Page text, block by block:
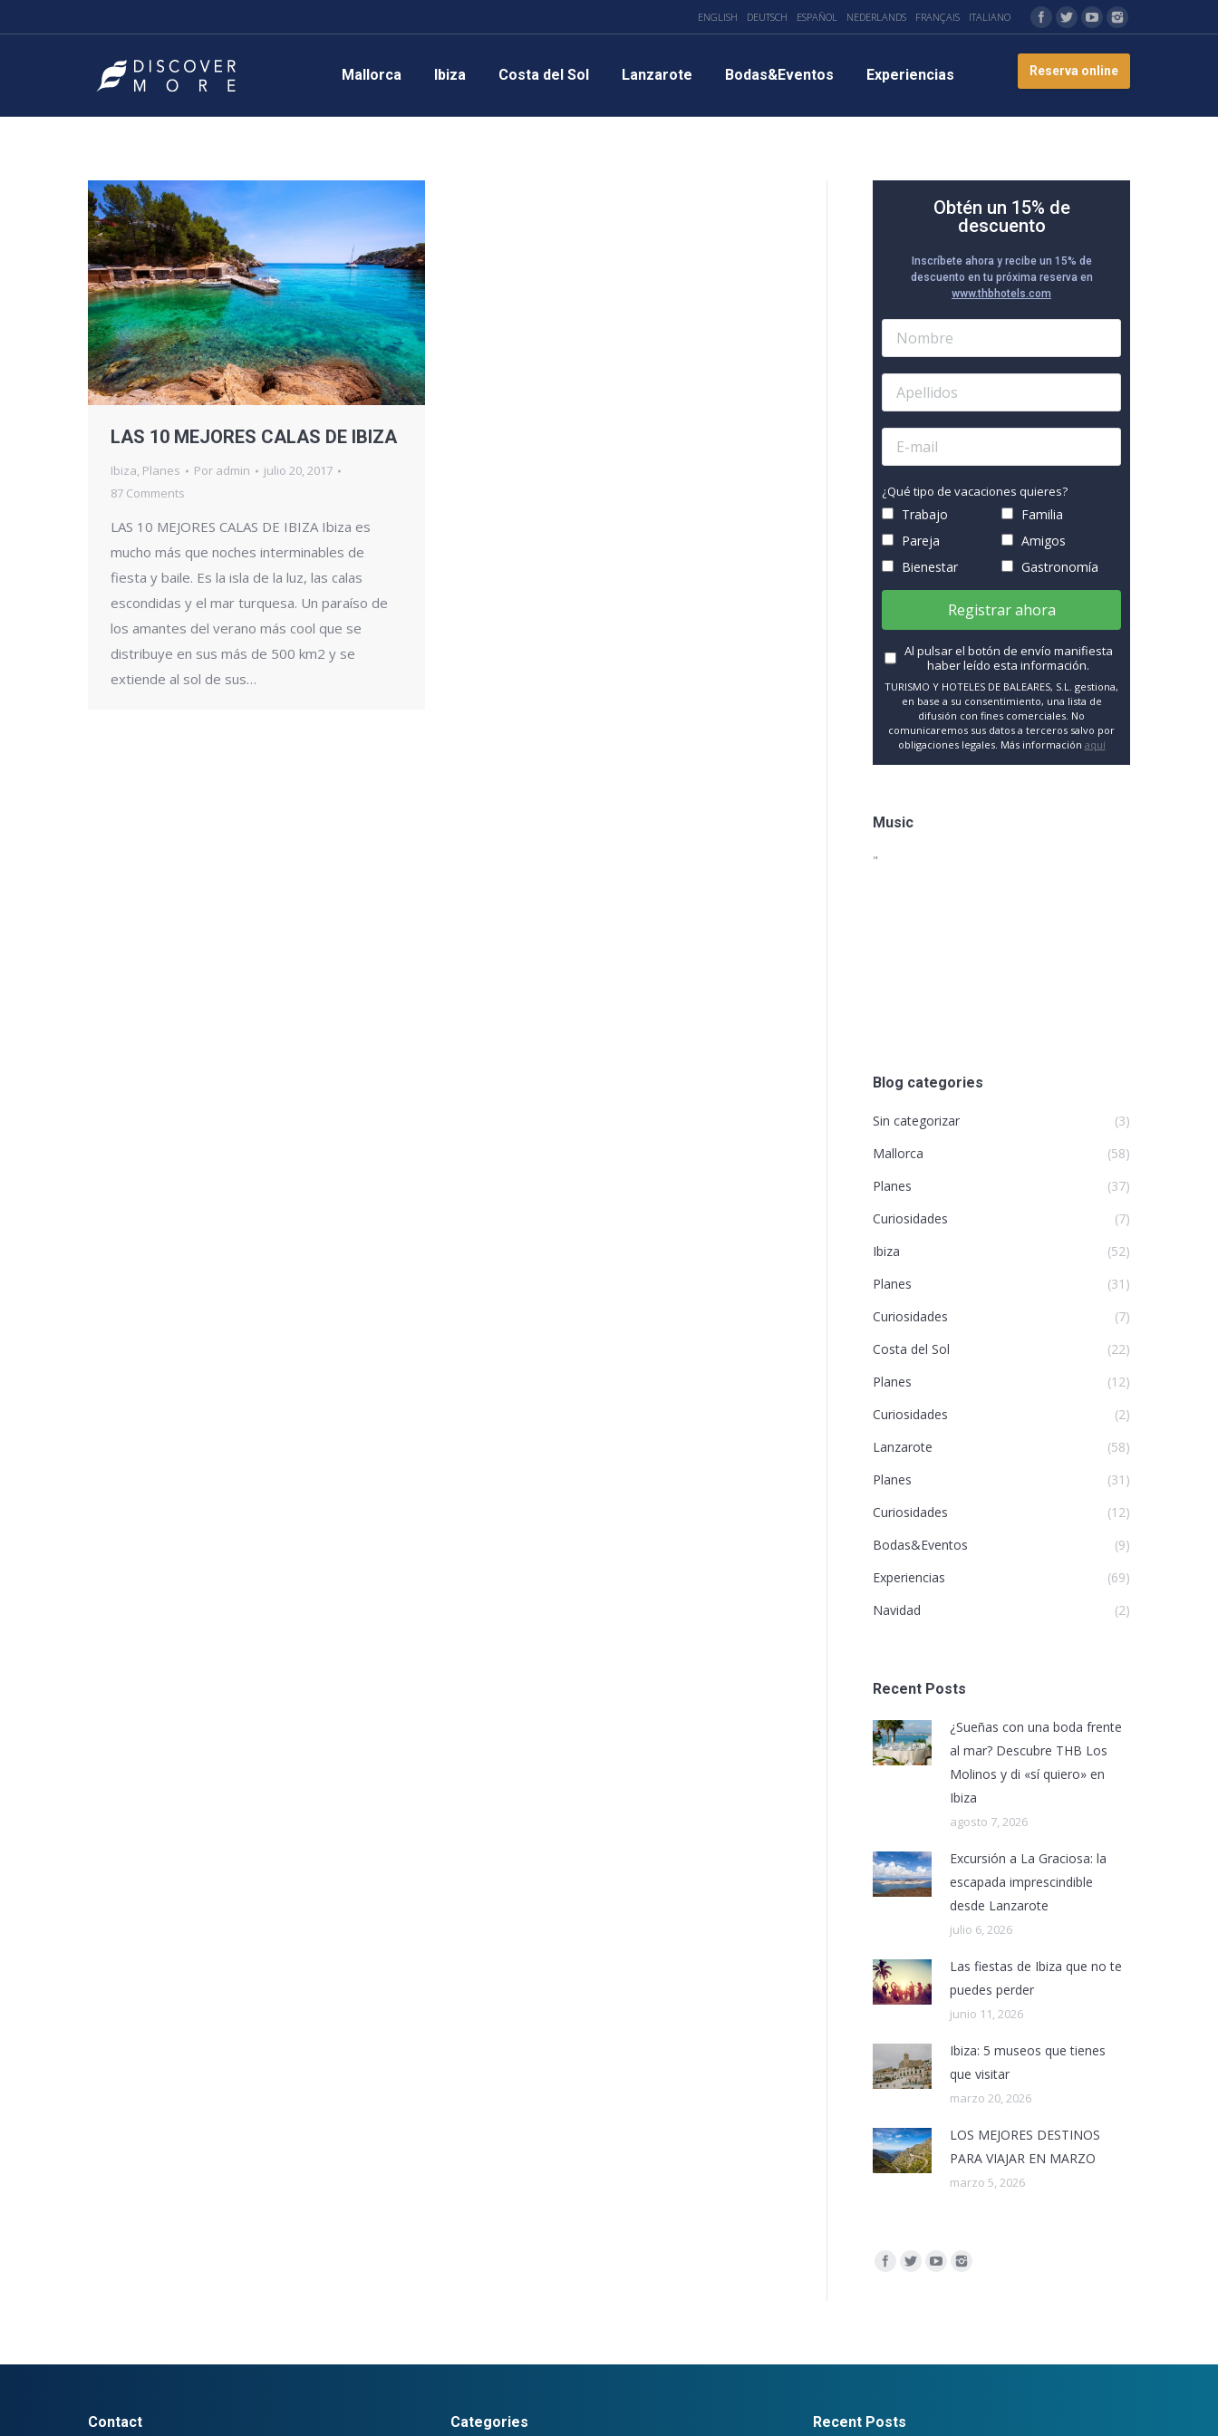
ENGLISH DEUTSCH ESPAÑOL NEDERLANDS FRANÇAIS ITALIANO
Mallorca Ibiza Costa del Sol Lanzarote Bodas&Eventos Experiencias Reserva online
LAS 10 MEJORES CALAS DE IBIZA
Ibiza, Planes Por admin
julio 20, 2017
87 Comments
LAS 10 MEJORES CALAS DE IBIZA Ibiza es
mucho más que noches interminables de
fiesta y baile. Es la isla de la luz, las calas
escondidas y el mar turquesa. Un paraíso de
los amantes del verano más cool que se
distribuye en sus más de 500 km2 y se
extiende al sol de sus…
Obtén un 15% de
descuento
Inscríbete ahora y recibe un 15% de
descuento en tu próxima reserva en
www.thbhotels.com
¿Qué tipo de vacaciones quieres?
Trabajo
Familia
Pareja
Amigos
Bienestar
Gastronomía
Registrar ahora
Al pulsar el botón de envío manifiesta
haber leído esta información.
TURISMO Y HOTELES DE BALEARES, S.L. gestiona,
en base a su consentimiento, una lista de
difusión con fines comerciales. No
comunicaremos sus datos a terceros salvo por
obligaciones legales. Más información aquí
Music
"
Blog categories
Sin categorizar
(3)
Mallorca
(58)
Planes
(37)
Curiosidades
(7)
Ibiza
(52)
Planes
(31)
Curiosidades
(7)
Costa del Sol
(22)
Planes
(12)
Curiosidades
(2)
Lanzarote
(58)
Planes
(31)
Curiosidades
(12)
Bodas&Eventos
(9)
Experiencias
(69)
Navidad
(2)
Recent Posts
¿Sueñas con una boda frente
al mar? Descubre THB Los
Molinos y di «sí quiero» en
Ibiza
agosto 7, 2026
Excursión a La Graciosa: la
escapada imprescindible
desde Lanzarote
julio 6, 2026
Las fiestas de Ibiza que no te
puedes perder
junio 11, 2026
Ibiza: 5 museos que tienes
que visitar
marzo 20, 2026
LOS MEJORES DESTINOS
PARA VIAJAR EN MARZO
marzo 5, 2026
Encuéntranos en:
Contact Categories Recent Posts